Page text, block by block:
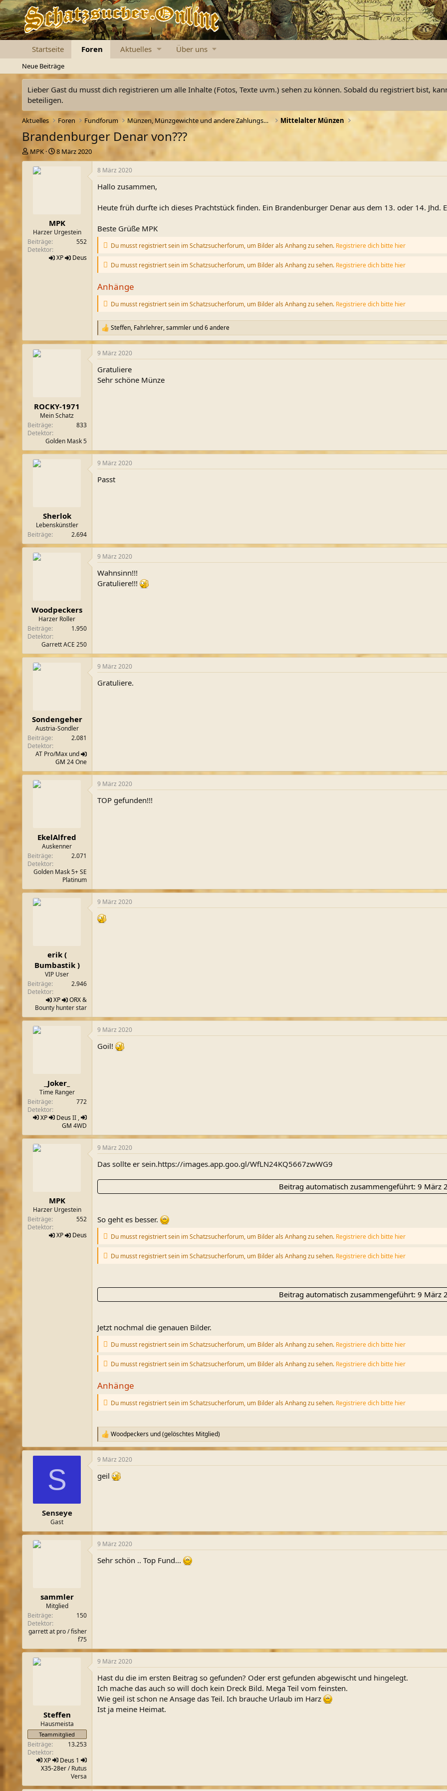
Startseite Foren Aktuelles Über uns
Neue Beiträge
Lieber Gast du musst dich registrieren um alle Inhalte (Fotos, Texte uvm.) sehen zu können. Sobald du registriert bist,
beteiligen.
Aktuelles Foren Fundforum Münzen, Münzgewichte und andere Zahlungsmittel Mittelalter Münzen
Brandenburger Denar von???
E
r
MPK
E
r
a
m
8 März 2020
MPK
Harzer Urgestein
Beiträge
552
Detektor
XP
Deus
8 März 2020
Hallo zusammen,
Heute früh durfte ich dieses Prachtstück finden. Ein Brandenburger Denar aus dem 13. oder 14.
Beste Grüße MPK
Du musst registriert sein im Schatzsucherforum, um Bilder als Anhang zu sehen. Registriere dich bitte hier
Du musst registriert sein im Schatzsucherforum, um Bilder als Anhang zu sehen. Registriere dich bitte hier
Anhänge
Du musst registriert sein im Schatzsucherforum, um Bilder als Anhang zu sehen. Registriere dich bitte hier
R
e
a
k
i
o
Steffen, Fahrlehrer,sammlerund 6 andere
ROCKY-1971
Mein Schatz
Beiträge
833
Detektor
Golden Mask 5
9 März 2020
Gratuliere
Sehr schöne Münze
Sherlok
Lebenskünstler
Beiträge
2.694
9 März 2020
Passt
Woodpeckers
Harzer Roller
Beiträge
1.950
Detektor
Garrett ACE 250
9 März 2020
Wahnsinn!!!
Gratuliere!!!
Sondengeher
Austria-Sondler
Beiträge
2.081
Detektor
AT Pro/Max und
GM 24 One
9 März 2020
Gratuliere.
EkelAlfred
Auskenner
Beiträge
2.071
Detektor
Golden Mask 5+ SE
Platinum
9 März 2020
TOP gefunden!!!
erik (
Bumbastik )
VIP User
Beiträge
2.946
Detektor
XP
ORX&
Bounty hunter star
9 März 2020
_Joker_
Time Ranger
Beiträge
772
Detektor
XP
DeusII ,
GM 4WD
9 März 2020
Goil!
MPK
Harzer Urgestein
Beiträge
552
Detektor
XP
Deus
9 März 2020
Das sollte er sein.https://images.app.goo.gl/WfLN24KQ5667zwWG9
Beitrag automatisch zusammengeführt: 9 März
So geht es besser.
Du musst registriert sein im Schatzsucherforum, um Bilder als Anhang zu sehen. Registriere dich bitte hier
Du musst registriert sein im Schatzsucherforum, um Bilder als Anhang zu sehen. Registriere dich bitte hier
Beitrag automatisch zusammengeführt: 9 März
Jetzt nochmal die genauen Bilder.
Du musst registriert sein im Schatzsucherforum, um Bilder als Anhang zu sehen. Registriere dich bitte hier
Du musst registriert sein im Schatzsucherforum, um Bilder als Anhang zu sehen. Registriere dich bitte hier
Anhänge
Du musst registriert sein im Schatzsucherforum, um Bilder als Anhang zu sehen. Registriere dich bitte hier
R
e
a
k
i
Woodpeckersund(gelöschtes Mitglied)
S
Senseye
Gast
9 März 2020
geil
sammler
Mitglied
Beiträge
150
Detektor
garrett at pro / fisher
f75
9 März 2020
Sehr schön .. Top Fund...
Steffen
Hausmeista
Teammitglied
Beiträge
13.253
Detektor
XP
Deus 1
X35-28er/ Rutus
Versa
9 März 2020
Hast du die im ersten Beitrag so gefunden? Oder erst gefunden abgewischt und hingelegt.
Ich mache das auch so will doch kein Dreck Bild. Mega Teil vom feinsten.
Wie geil ist schon ne Ansage das Teil. Ich brauche Urlaub im Harz
Ist ja meine Heimat.